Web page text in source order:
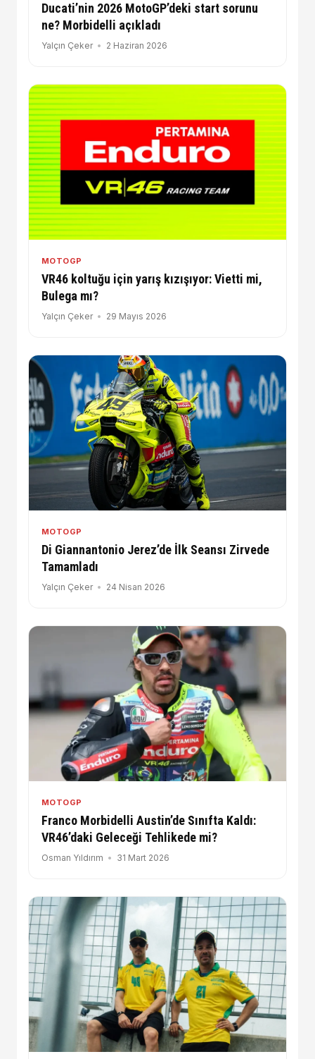
Ducati’nin 2026 MotoGP’deki start sorunu
ne? Morbidelli açıkladı
Yalçın Çeker 2 Haziran 2026
MOTOGP
VR46 koltuğu için yarış kızışıyor: Vietti mi,
Bulega mı?
Yalçın Çeker 29 Mayıs 2026
MOTOGP
Di Giannantonio Jerez’de İlk Seansı Zirvede
Tamamladı
Yalçın Çeker 24 Nisan 2026
MOTOGP
Franco Morbidelli Austin’de Sınıfta Kaldı:
VR46’daki Geleceği Tehlikede mi?
Osman Yıldırım 31 Mart 2026